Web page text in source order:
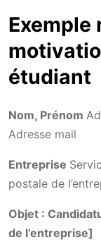
Exemple
étudiant
Nom, Prénom
Adresse mail
Entreprise
postale de
Objet :
de l’entreprise]